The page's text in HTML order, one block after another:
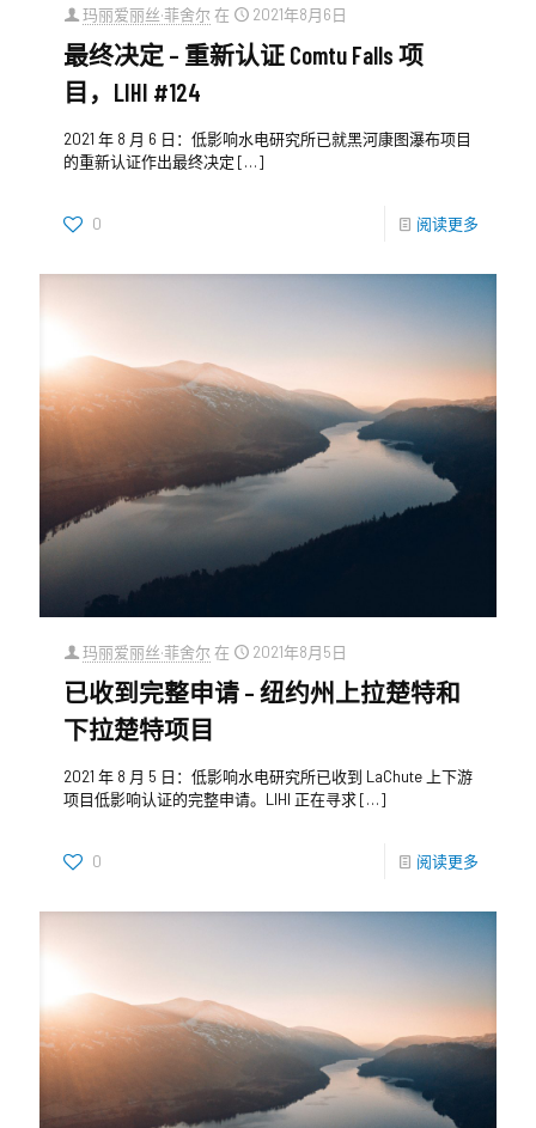
玛丽爱丽丝·菲舍尔 在 2021年8月6日
最终决定 – 重新认证 Comtu Falls 项
目，LIHI #124
2021 年 8 月 6 日：低影响水电研究所已就黑河康图瀑布项目
的重新认证作出最终决定 […]
0 阅读更多
玛丽爱丽丝·菲舍尔 在 2021年8月5日
已收到完整申请 – 纽约州上拉楚特和
下拉楚特项目
2021 年 8 月 5 日：低影响水电研究所已收到 LaChute 上下游
项目低影响认证的完整申请。LIHI 正在寻求[…]
0 阅读更多